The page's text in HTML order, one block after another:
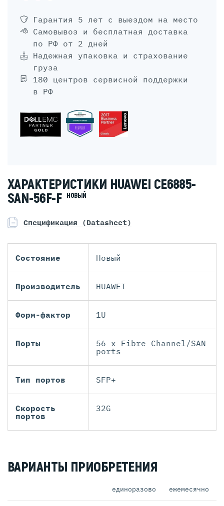
Гарантия 5 лет с выездом на место
Самовывоз и бесплатная доставка
по РФ от 2 дней
Надежная упаковка и страхование
груза
180 центров сервисной поддержки
в РФ
ХАРАКТЕРИСТИКИ HUAWEI CE6885-
SAN-56F-F НОВЫЙ
Спецификация (Datasheet)
Состояние Новый
Производитель HUAWEI
Форм-фактор 1U
Порты
56 x Fibre Channel/SAN
ports
Тип портов SFP+
Скорость
портов
32G
ВАРИАНТЫ ПРИОБРЕТЕНИЯ
единоразово ежемесячно